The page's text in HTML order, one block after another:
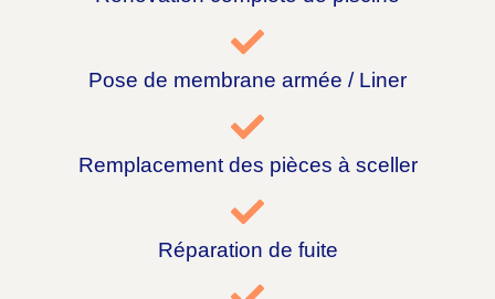
Pose de membrane armée / Liner
Remplacement des pièces à sceller
Réparation de fuite